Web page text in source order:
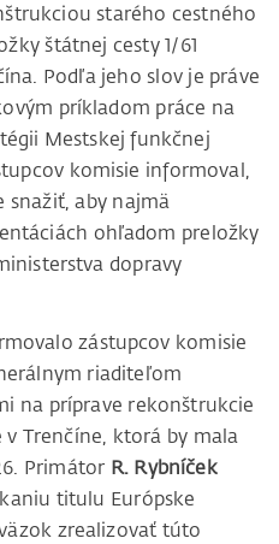
starého cestného
štátnej cesty 1/61
Podľa jeho slov je práve
príkladom práce na
Mestskej funkčnej
komisie informoval,
snažiť, aby najmä
ohľadom preložky
dopravy
zástupcov komisie
riaditeľom
na príprave rekonštrukcie
Trenčíne, ktorá by mala
Primátor R. Rybníček
titulu Európske
zrealizovať túto